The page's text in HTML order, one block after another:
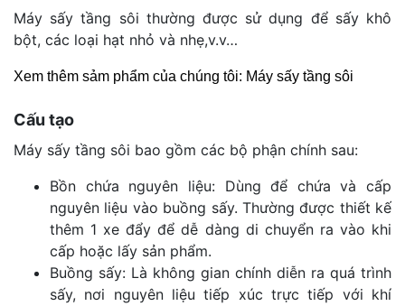
Máy sấy tầng sôi thường được sử dụng để sấy khô
bột, các loại hạt nhỏ và nhẹ,v.v…
Xem thêm sảm phẩm của chúng tôi: Máy sấy tầng sôi
Cấu tạo
Máy sấy tầng sôi bao gồm các bộ phận chính sau:
Bồn chứa nguyên liệu: Dùng để chứa và cấp
nguyên liệu vào buồng sấy. Thường được thiết kế
thêm 1 xe đẩy để dễ dàng di chuyển ra vào khi
cấp hoặc lấy sản phẩm.
Buồng sấy: Là không gian chính diễn ra quá trình
sấy, nơi nguyên liệu tiếp xúc trực tiếp với khí